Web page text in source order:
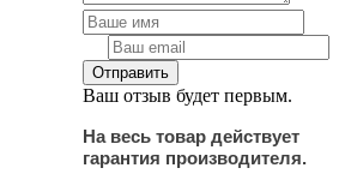
Ваш отзыв будет первым.
На весь товар действует
гарантия производителя.